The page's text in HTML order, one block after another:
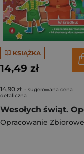
KSIĄŻKA
14,49 zł
14,90 zł - sugerowana cena
detaliczna
Opracowanie Zbiorowe